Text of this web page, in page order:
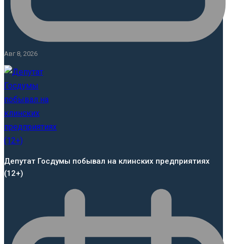
Авг 8, 2026
Депутат Госдумы побывал на клинских предприятиях
(12+)